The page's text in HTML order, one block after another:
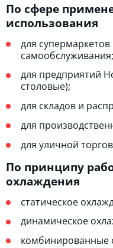
По сфере
использования
для
самообслуживания;
для предприятий
столовые);
для складов и
для
для уличной
По принципу
охлаждения
статическое
динамическое
комбинированные